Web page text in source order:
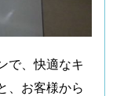
で、快適なキ
、お客様から